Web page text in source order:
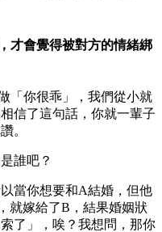
才會覺得被對方的情緒綁
「你很乖」，我們從小就
信了這句話，你就一輩子
。
誰吧？
當你想要和A結婚，但他
就嫁給了B，結果婚姻狀
了」，唉？我想問，那你